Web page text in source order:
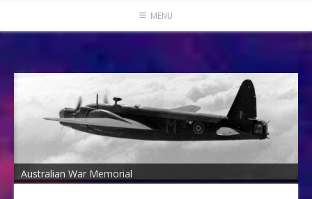
MENU
Australian War Memorial